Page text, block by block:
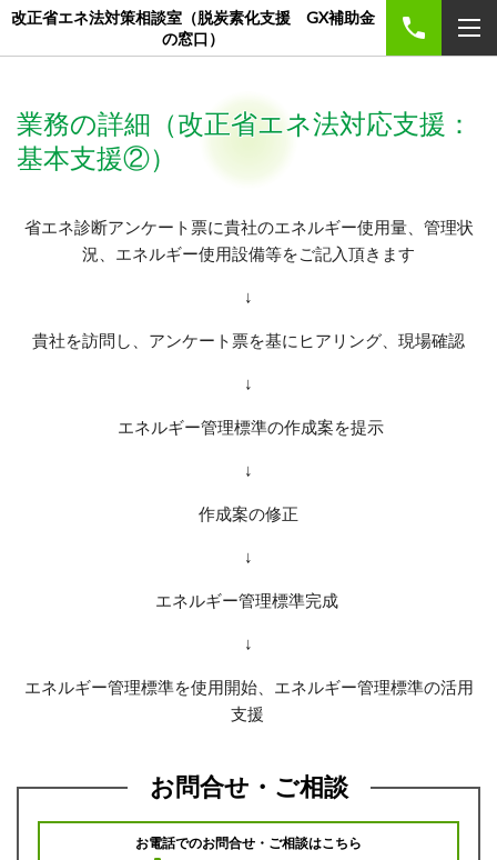
改正省エネ法対策相談室（脱炭素化支援 GX補助金
の窓口）
業務の詳細（改正省エネ法対応支援：
基本支援②）
省エネ診断アンケート票に貴社のエネルギー使用量、管理状
況、エネルギー使用設備等をご記入頂きます
↓
貴社を訪問し、アンケート票を基にヒアリング、現場確認
↓
エネルギー管理標準の作成案を提示
↓
作成案の修正
↓
エネルギー管理標準完成
↓
エネルギー管理標準を使用開始、エネルギー管理標準の活用
支援
お問合せ・ご相談
お電話でのお問合せ・ご相談はこちら